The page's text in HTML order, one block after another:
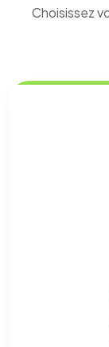
Choisissez